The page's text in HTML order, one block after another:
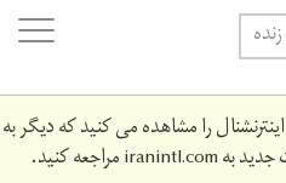
را مشاهده می کنید که دیگر به
بهiranintl.comمراجعه کنید.